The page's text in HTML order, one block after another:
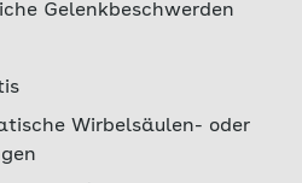
Gelenkbeschwerden
Wirbelsäulen- oder